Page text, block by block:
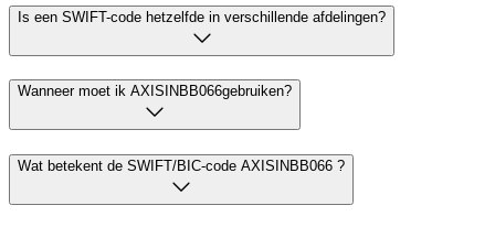
Is een SWIFT-code hetzelfde in verschillende afdelingen?
Wanneer moet ik AXISINBB066gebruiken?
Wat betekent de SWIFT/BIC-code AXISINBB066 ?